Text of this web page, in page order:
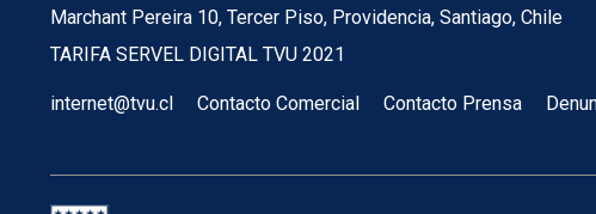
Marchant Pereira 10, Tercer Piso, Providencia, Santiago, Chile
TARIFA SERVEL DIGITAL TVU 2021
internet@tvu.cl Contacto Comercial Contacto Prensa